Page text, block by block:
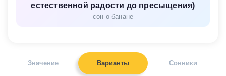
естественной радости до пресыщения)
сон о банане
Значение Варианты Сонники